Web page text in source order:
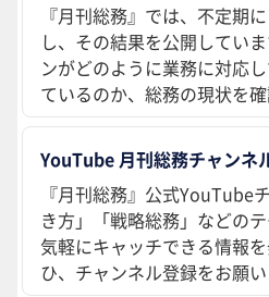
『月刊総務』では、不定期
し、その結果を公開してい
ンがどのように業務に対応
ているのか、総務の現状を確
YouTube 月刊総務チャンネ
『月刊総務』公式
き方」「戦略総務」などの
気軽にキャッチできる情報
ひ、チャンネル登録をお願い